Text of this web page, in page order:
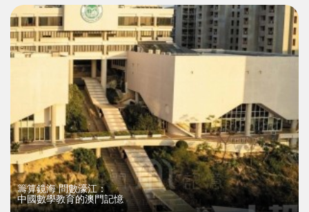
籌算鏡海 問數濠江：
中國數學教育的澳門記憶